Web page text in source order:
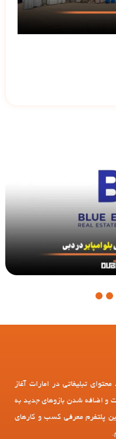
1
در زمینه تولید محتوای تبلیغاتی در امارات آغاز
و اضافه شدن بازوهای جدید به
پلتفرم معرفی کسب و کارهای